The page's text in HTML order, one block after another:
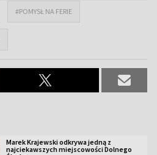
#POMYSŁ NA FERIE
Marek Krajewski odkrywa jedną z
najciekawszych miejscowości Dolnego